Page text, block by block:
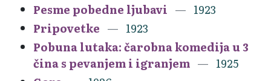
Pesme pobedne ljubavi
1923
Pripovetke
1923
Pobuna lutaka: čarobna komedija u 3
čina s pevanjem i igranjem
1925